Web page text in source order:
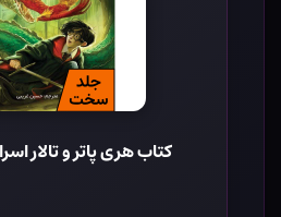
کتاب هری پاتر و تالار